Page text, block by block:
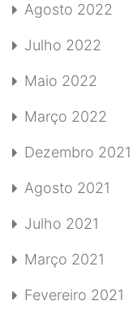
Agosto 2022
Julho 2022
Maio 2022
Março 2022
Dezembro 2021
Agosto 2021
Julho 2021
Março 2021
Fevereiro 2021